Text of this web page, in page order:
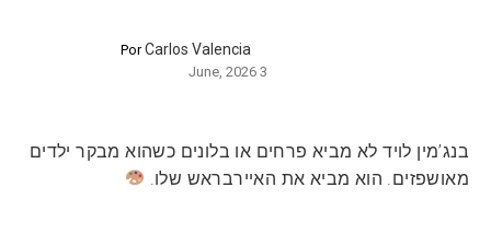
PorCarlos Valencia
3 June, 2026
בנג’מין לויד לא מביא פרחים או בלונים כשהוא מבקר ילדים
מאושפזים. הוא מביא את האיירבראש שלו.